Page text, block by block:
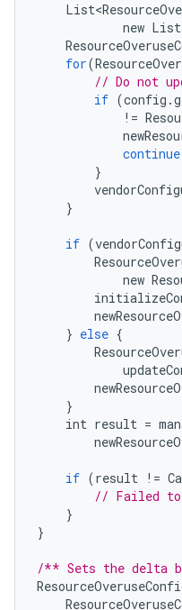
new List
for(
// Do not
if (config .
!=
continue
}
}
if (
new
} else {
}
int result =
if (result !=
// Failed to
}
}
/** Sets the delta